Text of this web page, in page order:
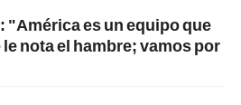
"América es un equipo que
nota el hambre; vamos por